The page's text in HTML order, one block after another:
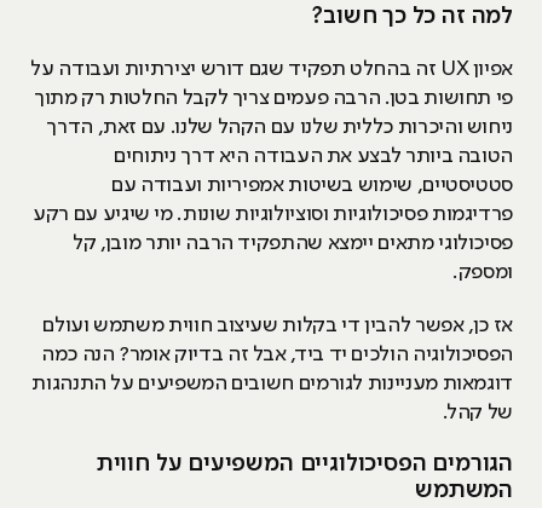
למה זה כל כך חשוב?
אפיון UX זה בהחלט תפקיד שגם דורש יצירתיות ועבודה על
פי תחושות בטן. הרבה פעמים צריך לקבל החלטות רק מתוך
ניחוש והיכרות כללית שלנו עם הקהל שלנו. עם זאת, הדרך
הטובה ביותר לבצע את העבודה היא דרך ניתוחים
סטטיסטיים, שימוש בשיטות אמפיריות ועבודה עם
פרדיגמות פסיכולוגיות וסוציולוגיות שונות. מי שיגיע עם רקע
פסיכולוגי מתאים יימצא שהתפקיד הרבה יותר מובן, קל
ומספק.
אז כן, אפשר להבין די בקלות שעיצוב חווית משתמש ועולם
הפסיכולוגיה הולכים יד ביד, אבל זה בדיוק אומר? הנה כמה
דוגמאות מעניינות לגורמים חשובים המשפיעים על התנהגות
של קהל.
הגורמים הפסיכולוגיים המשפיעים על חווית
המשתמש